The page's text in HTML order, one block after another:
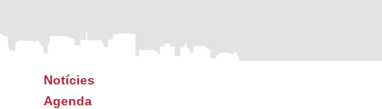
Notícies
Agenda